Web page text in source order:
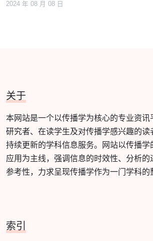
2024 年 08 月 08 日
关于
本网站是一个以传播学为核心的专业资讯
研究者、在读学生及对传播学感兴趣的读
持续更新的学科信息服务。网站以传播学
应用为主线，强调信息的时效性、分析的
参考性，力求呈现传播学作为一门学科的
索引